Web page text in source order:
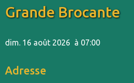
Grande Brocante
dim. 16 août 2026 à 07:00
Adresse